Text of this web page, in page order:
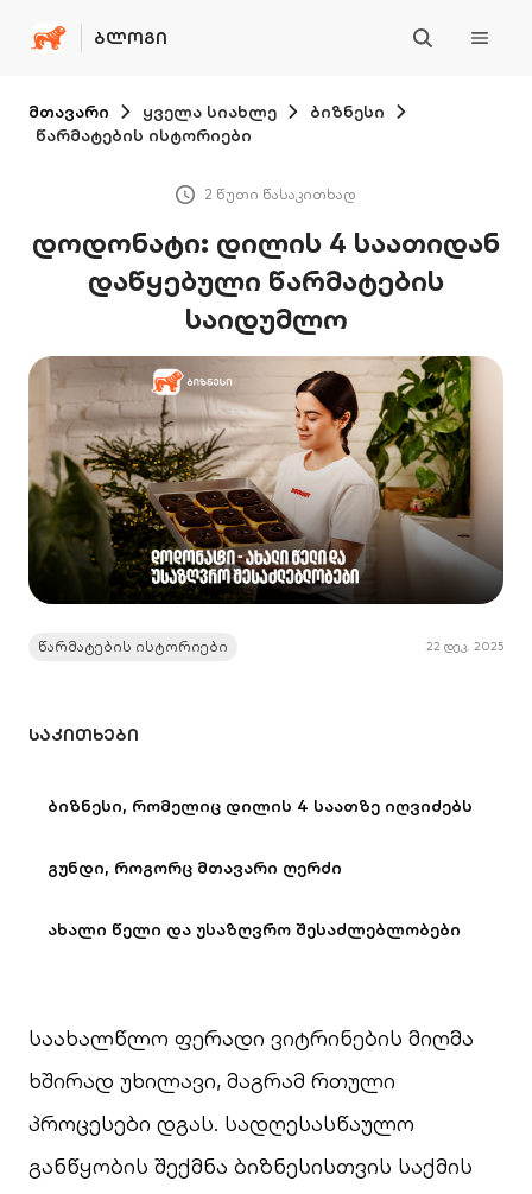
ᲑᲚᲝᲒᲘ
მთავარი ყველა სიახლე
ბიზნესი
წარმატების ისტორიები
2 წუთი წასაკითხად
დოდონატი: დილის 4 საათიდან
დაწყებული წარმატების
საიდუმლო
წარმატების ისტორიები 22 დეკ. 2025
ᲡᲐᲙᲘᲗᲮᲔᲑᲘ
ბიზნესი, რომელიც დილის 4 საათზე იღვიძებს
გუნდი, როგორც მთავარი ღერძი
ახალი წელი და უსაზღვრო შესაძლებლობები
საახალწლო ფერადი ვიტრინების მიღმა
ხშირად უხილავი, მაგრამ რთული
პროცესები დგას. სადღესასწაულო
განწყობის შექმნა ბიზნესისთვის საქმის